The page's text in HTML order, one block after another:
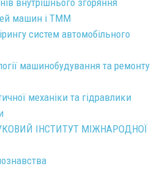
машин і ТММ
систем автомобільного
машинобудування та ремонту
механіки та гідравлики
ІНСТИТУТ МІЖНАРОДНОЇ